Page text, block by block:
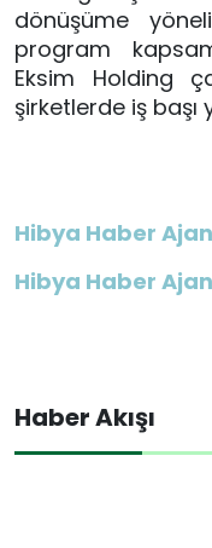
dönüşüme
program
Eksim Holding
şirketlerde iş başı
Hibya Haber
Hibya Haber
Haber Akışı